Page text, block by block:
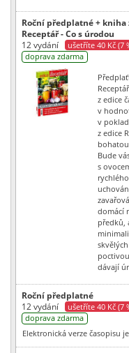
Roční předplatné + kniha
Receptář - Co s úrodou
12 vydání
ušetříte 40 Kč (7
doprava zdarma
z edice
v
v
z edice
Bude
s
domácí
předků,
dávají
Roční předplatné
12 vydání
ušetříte 40 Kč (7
doprava zdarma
Elektronická verze časopisu